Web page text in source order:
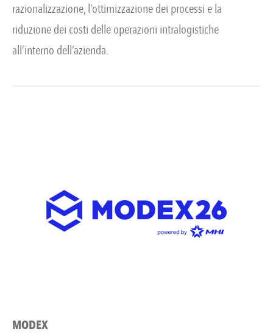
razionalizzazione, l’ottimizzazione dei processi e la
riduzione dei costi delle operazioni intralogistiche
all’interno dell’azienda.
MODEX